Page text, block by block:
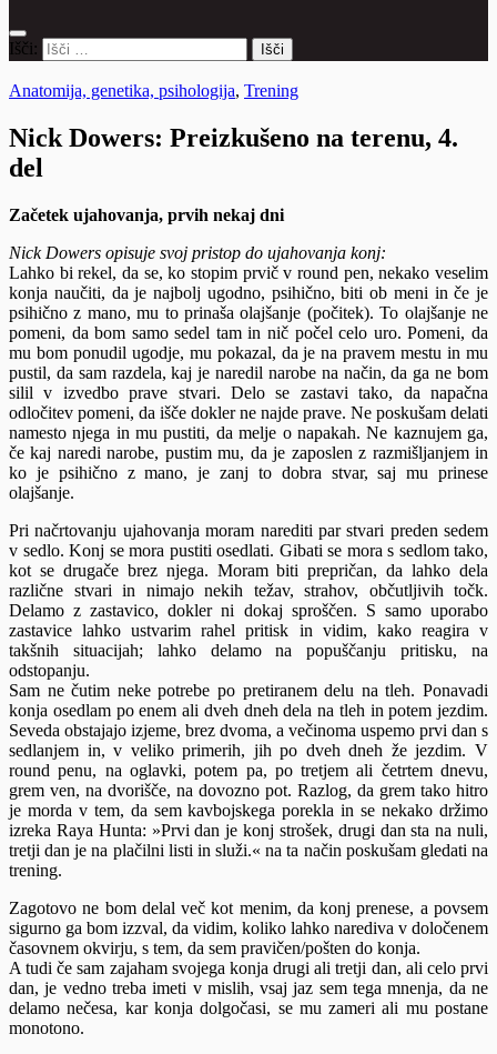
Išči:
Anatomija, genetika, psihologija, Trening
Nick Dowers: Preizkušeno na terenu, 4.
del
Začetek ujahovanja, prvih nekaj dni
Nick Dowers opisuje svoj pristop do ujahovanja konj:
Lahko bi rekel, da se, ko stopim prvič v round pen, nekako veselim
konja naučiti, da je najbolj ugodno, psihično, biti ob meni in če je
psihično z mano, mu to prinaša olajšanje (počitek). To olajšanje ne
pomeni, da bom samo sedel tam in nič počel celo uro. Pomeni, da
mu bom ponudil ugodje, mu pokazal, da je na pravem mestu in mu
pustil, da sam razdela, kaj je naredil narobe na način, da ga ne bom
silil v izvedbo prave stvari. Delo se zastavi tako, da napačna
odločitev pomeni, da išče dokler ne najde prave. Ne poskušam delati
namesto njega in mu pustiti, da melje o napakah. Ne kaznujem ga,
če kaj naredi narobe, pustim mu, da je zaposlen z razmišljanjem in
ko je psihično z mano, je zanj to dobra stvar, saj mu prinese
olajšanje.
Pri načrtovanju ujahovanja moram narediti par stvari preden sedem
v sedlo. Konj se mora pustiti osedlati. Gibati se mora s sedlom tako,
kot se drugače brez njega. Moram biti prepričan, da lahko dela
različne stvari in nimajo nekih težav, strahov, občutljivih točk.
Delamo z zastavico, dokler ni dokaj sproščen. S samo uporabo
zastavice lahko ustvarim rahel pritisk in vidim, kako reagira v
takšnih situacijah; lahko delamo na popuščanju pritisku, na
odstopanju.
Sam ne čutim neke potrebe po pretiranem delu na tleh. Ponavadi
konja osedlam po enem ali dveh dneh dela na tleh in potem jezdim.
Seveda obstajajo izjeme, brez dvoma, a večinoma uspemo prvi dan s
sedlanjem in, v veliko primerih, jih po dveh dneh že jezdim. V
round penu, na oglavki, potem pa, po tretjem ali četrtem dnevu,
grem ven, na dvorišče, na dovozno pot. Razlog, da grem tako hitro
je morda v tem, da sem kavbojskega porekla in se nekako držimo
izreka Raya Hunta: »Prvi dan je konj strošek, drugi dan sta na nuli,
tretji dan je na plačilni listi in služi.« na ta način poskušam gledati na
trening.
Zagotovo ne bom delal več kot menim, da konj prenese, a povsem
sigurno ga bom izzval, da vidim, koliko lahko narediva v določenem
časovnem okvirju, s tem, da sem pravičen/pošten do konja.
A tudi če sam zajaham svojega konja drugi ali tretji dan, ali celo prvi
dan, je vedno treba imeti v mislih, vsaj jaz sem tega mnenja, da ne
delamo nečesa, kar konja dolgočasi, se mu zameri ali mu postane
monotono.